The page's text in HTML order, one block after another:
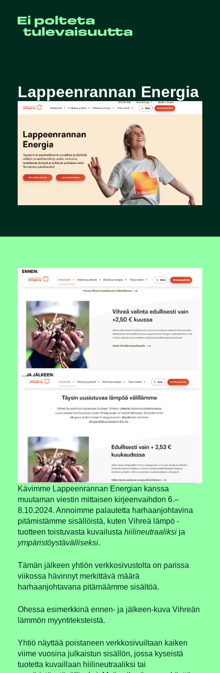
Lappeenrannan Energia
Kävimme Lappeenrannan Energian kanssa
muutaman viestin mittaisen kirjeenvaihdon 6.–
8.10.2024. Annoimme palautetta harhaanjohtavina
pitämistämme sisällöistä, kuten Vihreä lämpö -
tuotteen toistuvasta kuvailusta hiilineutraaliksi ja
ympäristöystävälliseksi.
Tämän jälkeen yhtiön verkkosivustolta on parissa
viikossa hävinnyt merkittävä määrä
harhaanjohtavana pitämäämme sisältöä.
Ohessa esimerkkinä ennen- ja jälkeen-kuva Vihreän
lämmön myyntiteksteistä.
Yhtiö näyttää poistaneen verkkosivuiltaan kaiken
viime vuosina julkaistun sisällön, jossa kyseistä
tuotetta kuvaillaan hiilineutraaliksi tai